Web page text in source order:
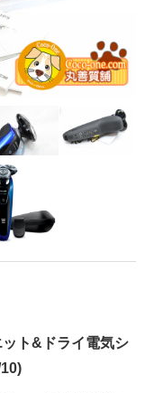
ト&ドライ電気シ